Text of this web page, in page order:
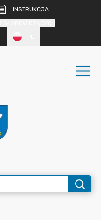
INSTRUKCJA